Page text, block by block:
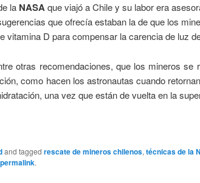
la NASAque viajó a Chile y su labor era
que ofrecía estaban la de que los
vitamina D para compensar la carencia de luz
otras recomendaciones, que los mineros se
como hacen los astronautas cuando
una vez que están de vuelta en la
and taggedrescate de mineros chilenos,técnicas de la
permalink.